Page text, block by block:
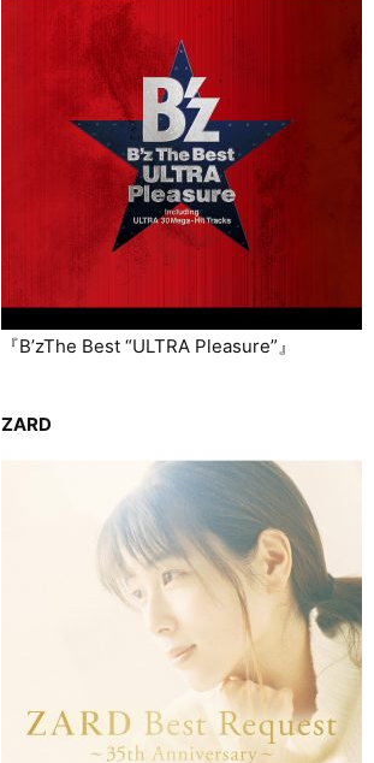
『B’zThe Best “ULTRA Pleasure”』
ZARD